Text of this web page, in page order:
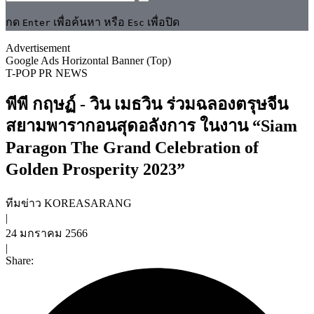
กด Enter เพื่อค้นหา หรือ Esc เพื่อปิด
Advertisement
Google Ads Horizontal Banner (Top)
T-POPPR NEWS
พีพี กฤษฏ์ - วิน เมธวิน ร่วมฉลองตรุษจีน
สยามพารากอนสุดอลังการ ในงาน “Siam
Paragon The Grand Celebration of
Golden Prosperity 2023”
ทีมข่าว KOREASARANG
|
24 มกราคม 2566
|
Share: